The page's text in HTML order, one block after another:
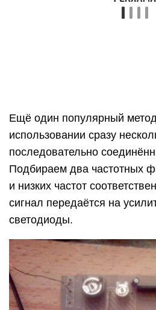
сигнал передаётся на